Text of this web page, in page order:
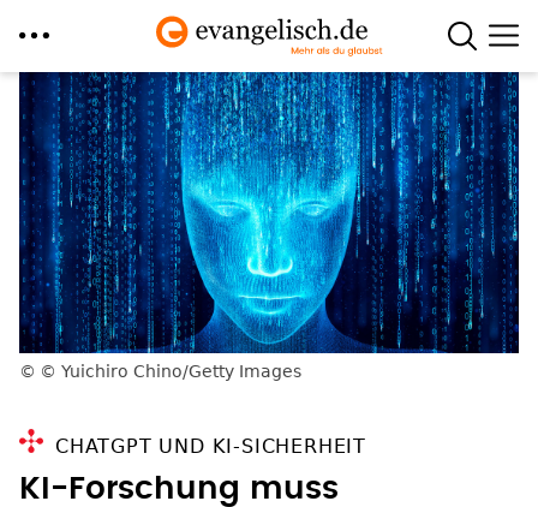
Direkt
zum
Inhalt
© Yuichiro Chino/Getty Images
CHATGPT UND KI-SICHERHEIT
KI-Forschung muss